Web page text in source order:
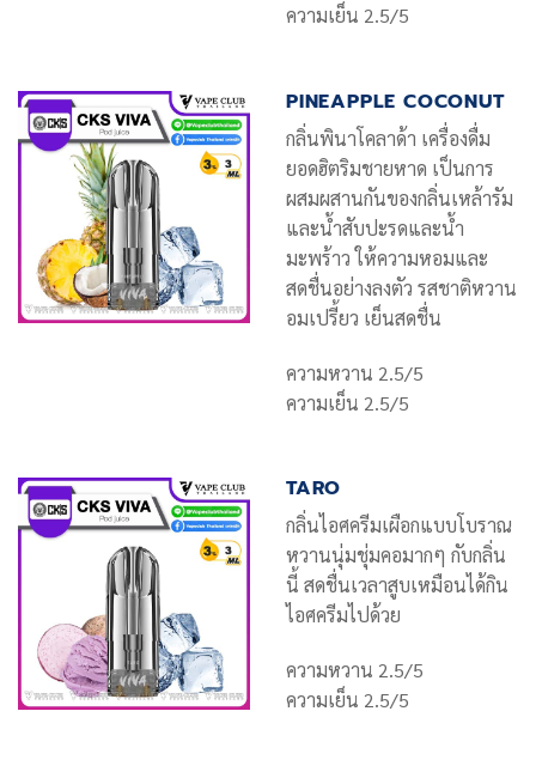
ความเย็น 2.5/5
PINEAPPLE COCONUT
กลิ่นพินาโคลาด้า เครื่องดื่ม
ยอดฮิตริมชายหาด เป็นการ
ผสมผสานกันของกลิ่นเหล้ารัม
และน้ำสับปะรดและน้ำ
มะพร้าว ให้ความหอมและ
สดชื่นอย่างลงตัว รสชาติหวาน
อมเปรี้ยว เย็นสดชื่น
ความหวาน 2.5/5
ความเย็น 2.5/5
TARO
กลิ่นไอศครีมเผือกแบบโบราณ
หวานนุ่มชุ่มคอมากๆ กับกลิ่น
นี้ สดชื่นเวลาสูบเหมือนได้กิน
ไอศครีมไปด้วย
ความหวาน 2.5/5
ความเย็น 2.5/5